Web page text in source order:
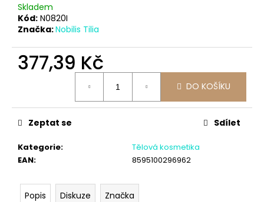
Skladem
Kód: N0820I
Značka:Nobilis Tilia
377,39 Kč
DO KOŠÍKU
Kategorie:
Tělová kosmetika
EAN: 8595100296962
Zeptat se Sdílet
Popis Diskuze Značka
p
o
u
č